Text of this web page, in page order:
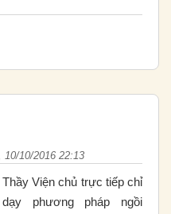
10/10/2016 22:13
Thầy Viện chủ trực tiếp chỉ
dạy phương pháp ngồi